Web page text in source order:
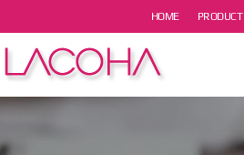
HOME PRODUCT
열기